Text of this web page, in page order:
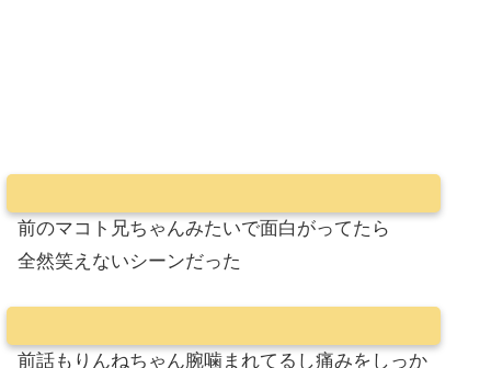
前のマコト兄ちゃんみたいで面白がってたら
全然笑えないシーンだった
前話もりんねちゃん腕噛まれてるし痛みをしっか